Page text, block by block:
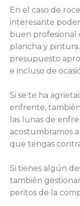
En el caso de
interesante
buen profesional
plancha y
presupuesto
e incluso de
Si se te ha
enfrente,
las lunas de
acostumbramos
que tengas
Si tienes algún
también
peritos de la